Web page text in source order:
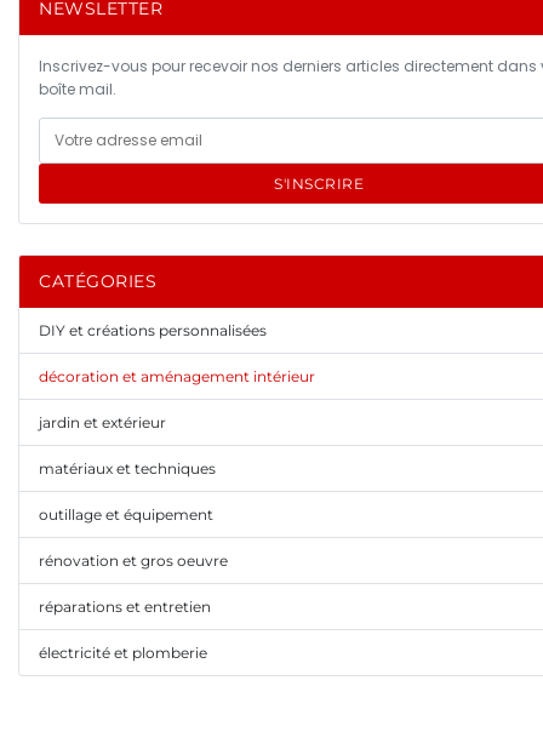
NEWSLETTER
Inscrivez-vous pour recevoir nos derniers articles directement dans
boîte mail.
S'INSCRIRE
CATÉGORIES
DIY et créations personnalisées
décoration et aménagement intérieur
jardin et extérieur
matériaux et techniques
outillage et équipement
rénovation et gros oeuvre
réparations et entretien
électricité et plomberie